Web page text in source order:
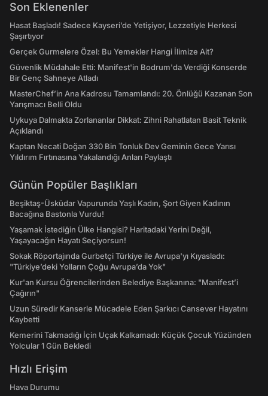
Son Eklenenler
Hasat Başladı! Sadece Kayseri’de Yetişiyor, Lezzetiyle Herkesi
Şaşırtıyor
Gerçek Gurmelere Özel: Bu Yemekler Hangi İlimize Ait?
Güvenlik Müdahale Etti: Manifest'in Bodrum'da Verdiği Konserde
Bir Genç Sahneye Atladı
MasterChef’in Ana Kadrosu Tamamlandı: 20. Önlüğü Kazanan Son
Yarışmacı Belli Oldu
Uykuya Dalmakta Zorlananlar Dikkat: Zihni Rahatlatan Basit Teknik
Açıklandı
Kaptan Necati Doğan 330 Bin Tonluk Dev Geminin Gece Yarısı
Yıldırım Fırtınasına Yakalandığı Anları Paylaştı
Günün Popüler Başlıkları
Beşiktaş-Üsküdar Vapurunda Yaşlı Kadın, Şort Giyen Kadının
Bacağına Bastonla Vurdu!
Yaşamak İstediğin Ülke Hangisi? Haritadaki Yerini Değil,
Yaşayacağın Hayatı Seçiyorsun!
Sokak Röportajında Gurbetçi Türkiye ile Avrupa'yı Kıyasladı:
"Türkiye’deki Yolların Çoğu Avrupa’da Yok"
Kur'an Kursu Öğrencilerinden Belediye Başkanına: "Manifest’i
Çağırın"
Uzun Süredir Kanserle Mücadele Eden Şarkıcı Cansever Hayatını
Kaybetti
Kemerini Takmadığı İçin Uçak Kalkamadı: Küçük Çocuk Yüzünden
Yolcular 1 Gün Bekledi
Hızlı Erişim
Hava Durumu